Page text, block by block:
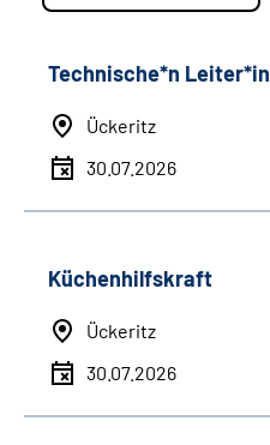
Technische*n Leiter*in
Ückeritz
30.07.2026
Küchenhilfskraft
Ückeritz
30.07.2026